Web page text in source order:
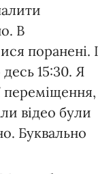
В
поранені. І
15:30. Я
переміщення,
відео були
Буквально